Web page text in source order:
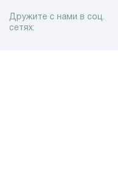
Дружите с нами в соц.
сетях: